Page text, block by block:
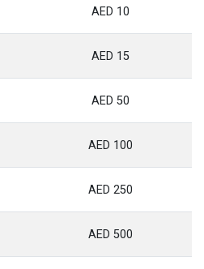
10 AED
15 AED
50 AED
100 AED
250 AED
500 AED